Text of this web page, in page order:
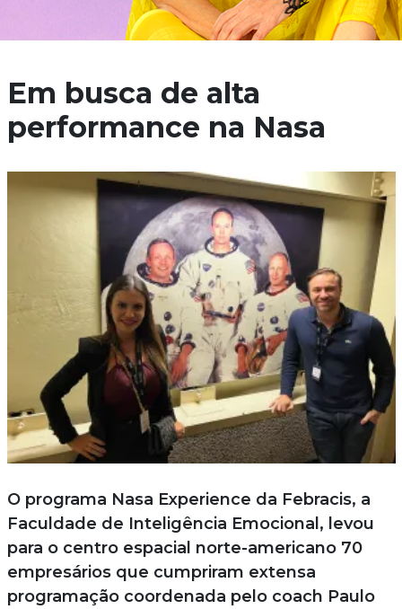
Em busca de alta
performance na Nasa
O programa Nasa Experience da Febracis, a
Faculdade de Inteligência Emocional, levou
para o centro espacial norte-americano 70
empresários que cumpriram extensa
programação coordenada pelo coach Paulo